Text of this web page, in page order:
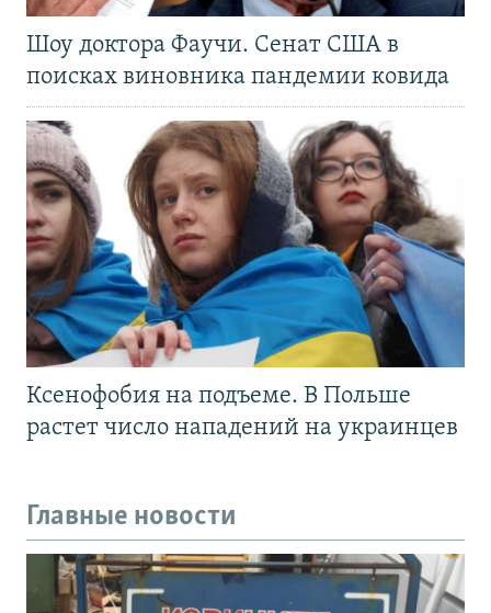
Шоу доктора Фаучи. Сенат США в
поисках виновника пандемии ковида
Ксенофобия на подъеме. В Польше
растет число нападений на украинцев
Главные новости